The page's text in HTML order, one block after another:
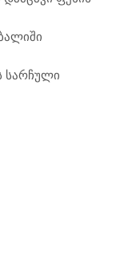
სარჩული